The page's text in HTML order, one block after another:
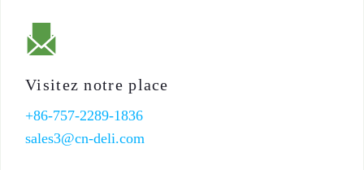
Visitez notre place
+86-757-2289-1836
sales3@cn-deli.com